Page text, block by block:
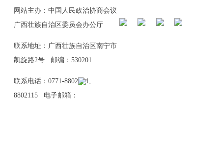
网站主办：中国人民政治协商会议
广西壮族自治区委员会办公厅
联系地址：广西壮族自治区南宁市
凯旋路2号 邮编：530201
联系电话：0771-8802114、
8802115 电子邮箱：